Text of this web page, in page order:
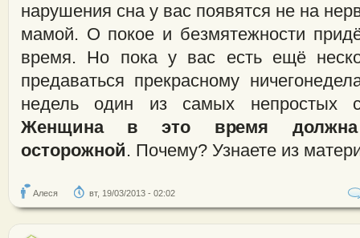
нарушения сна у вас появятся не на
мамой. О покое и безмятежности
время. Но пока у вас есть ещё
предаваться прекрасному
недель один из самых непростых
Женщина в это время
осторожной. Почему? Узнаете из
Алеся вт, 19/03/2013 - 02:02